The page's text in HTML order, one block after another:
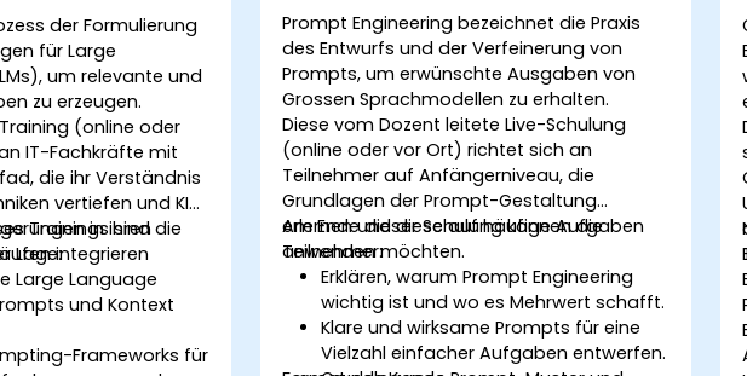
der Formulierung
für Large
um relevante und
zu erzeugen.
(online oder
IT-Fachkräfte mit
die ihr Verständnis
vertiefen und KI-
in ihren
integrieren
Trainings sind die
Lage:
Large Language
und Kontext
Frameworks für
Prompt Engineering bezeichnet die Praxis
des Entwurfs und der Verfeinerung von
Prompts, um erwünschte Ausgaben von
Grossen Sprachmodellen zu erhalten.
Diese vom Dozent leitete Live-Schulung
(online oder vor Ort) richtet sich an
Teilnehmer auf Anfängerniveau, die
Grundlagen der Prompt-Gestaltung
erlernen und diese auf häufige Aufgaben
anwenden möchten.
Am Ende dieser Schulung können die
Teilnehmer:
Erklären, warum Prompt Engineering
wichtig ist und wo es Mehrwert schafft.
Klare und wirksame Prompts für eine
Vielzahl einfacher Aufgaben entwerfen.